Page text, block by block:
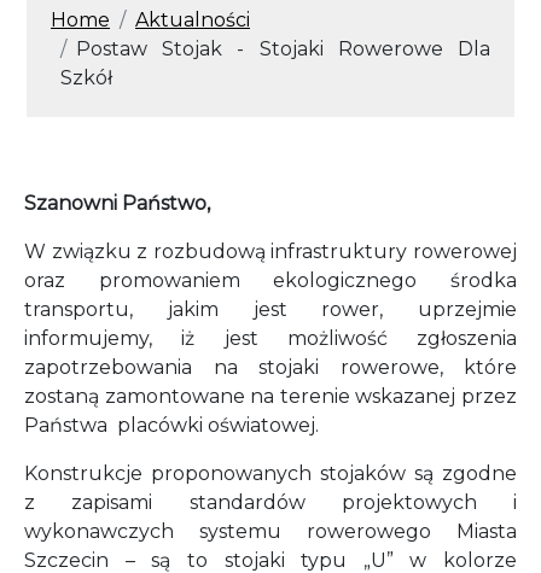
ŚCIEŻKA NAWIGACYJNA
Home
Aktualności
Postaw Stojak - Stojaki Rowerowe Dla
Szkół
Szanowni Państwo,
W związku z rozbudową infrastruktury rowerowej
oraz promowaniem ekologicznego środka
transportu, jakim jest rower, uprzejmie
informujemy, iż jest możliwość zgłoszenia
zapotrzebowania na stojaki rowerowe, które
zostaną zamontowane na terenie wskazanej przez
Państwa placówki oświatowej.
Konstrukcje proponowanych stojaków są zgodne
z zapisami standardów projektowych i
wykonawczych systemu rowerowego Miasta
Szczecin – są to stojaki typu „U” w kolorze